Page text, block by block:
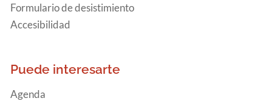
Formulario de desistimiento
Accesibilidad
Puede interesarte
Agenda